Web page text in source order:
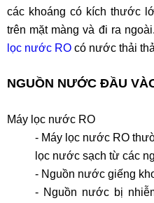
các khoáng có kích thước
trên mặt màng và đi ra
lọc nước RO có nước thải
NGUỒN NƯỚC ĐẦU
Máy lọc nước RO
- Máy lọc nước RO
lọc nước sạch từ các
- Nguồn nước giếng
- Nguồn nước bị